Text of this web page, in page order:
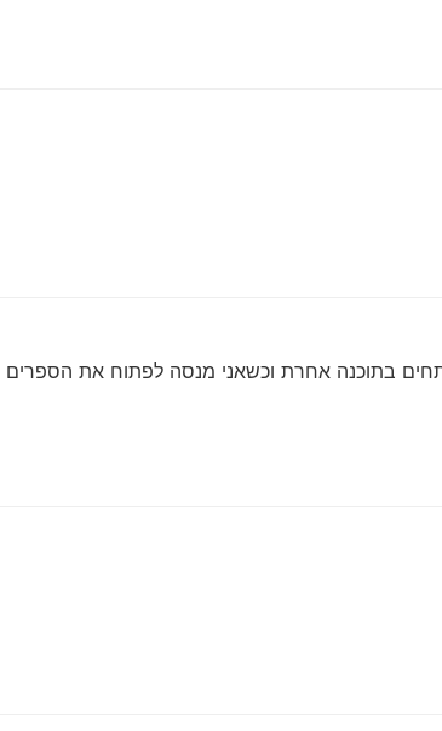
בתוכנה אחרת וכשאני מנסה לפתוח את הספרים